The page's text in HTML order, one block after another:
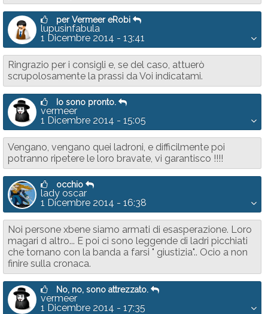
per Vermeer eRobi
lupusinfabula
1 Dicembre 2014 - 13:41
Ringrazio per i consigli e, se del caso, attuerò
scrupolosamente la prassi da Voi indicatami.
Io sono pronto.
vermeer
1 Dicembre 2014 - 15:05
Vengano, vengano quei ladroni, e difficilmente poi
potranno ripetere le loro bravate, vi garantisco !!!!
occhio
lady oscar
1 Dicembre 2014 - 16:38
Noi persone xbene siamo armati di esasperazione. Loro
magari d altro... E poi ci sono leggende di ladri picchiati
che tornano con la banda a farsi " giustizia".. Ocio a non
finire sulla cronaca.
No, no, sono attrezzato.
vermeer
1 Dicembre 2014 - 17:35